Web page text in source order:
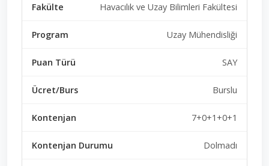
Havacılık ve Uzay Bilimleri Fakültesi
Uzay Mühendisliği
SAY
Burslu
7+0+1+0+1
Dolmadı